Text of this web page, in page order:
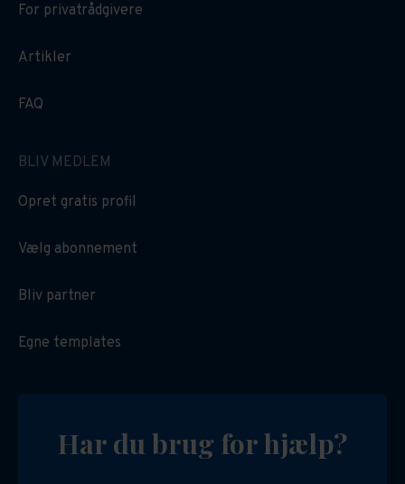
For privatrådgivere
Artikler
FAQ
BLIV MEDLEM
Opret gratis profil
Vælg abonnement
Bliv partner
Egne templates
Har du brug for hjælp?